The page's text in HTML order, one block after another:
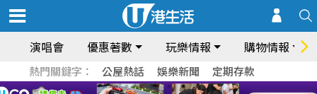
演唱會 優惠著數 玩樂情報 購物情報
熱門關鍵字： 公屋熱話 娛樂新聞 定期存款